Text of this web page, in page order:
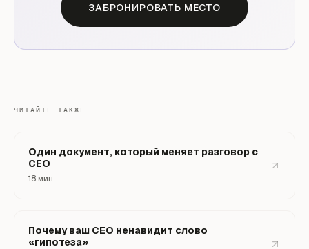
ЗАБРОНИРОВАТЬ МЕСТО
ЧИТАЙТЕ ТАКЖЕ
Один документ, который меняет разговор с
CEO
18 мин
Почему ваш CEO ненавидит слово
«гипотеза»